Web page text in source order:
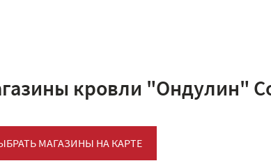
кровли "Ондулин"
МАГАЗИНЫ НА КАРТЕ